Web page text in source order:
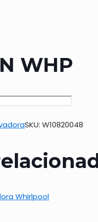
WHP
SKU: W10820048